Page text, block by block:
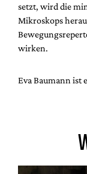
setzt, wird die
Mikroskops
wirken.
Eva Baumann ist